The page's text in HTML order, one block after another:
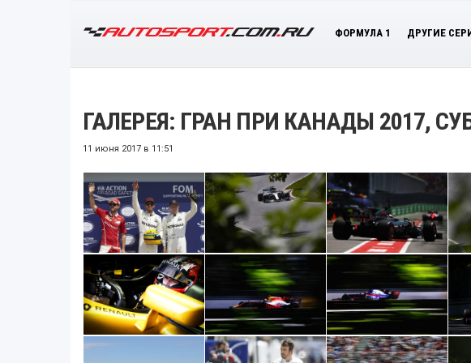
ФОРМУЛА 1 ДРУГИЕ
ГАЛЕРЕЯ: ГРАН ПРИ КАНАДЫ 2017,
11 июня 2017 в 11:51